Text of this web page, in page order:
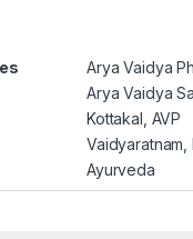
Arya Vaidya
Arya Vaidya
Kottakal, AVP
Vaidyaratnam,
Ayurveda